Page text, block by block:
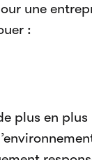
une
:
plus en